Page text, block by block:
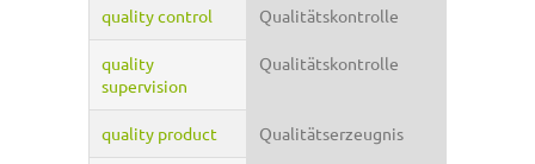
quality control Qualitätskontrolle
quality
supervision
Qualitätskontrolle
quality product Qualitätserzeugnis